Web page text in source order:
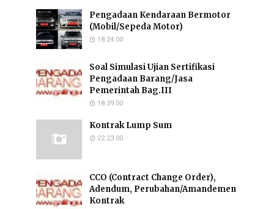
Pengadaan Kendaraan Bermotor
(Mobil/Sepeda Motor)
18.24.00
Soal Simulasi Ujian Sertifikasi
Pengadaan Barang/Jasa
Pemerintah Bag.III
18.39.00
Kontrak Lump Sum
22.23.00
CCO (Contract Change Order),
Adendum, Perubahan/Amandemen
Kontrak